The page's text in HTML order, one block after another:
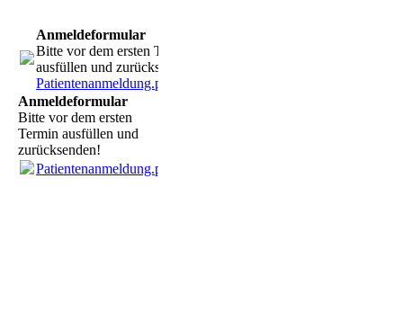
Anmeldeformular
Bitte vor dem ersten Termin
ausfüllen und zurücksenden!
Patientenanmeldung.pdf
Anmeldeformular
Bitte vor dem ersten
Termin ausfüllen und
zurücksenden!
Patientenanmeldung.pdf